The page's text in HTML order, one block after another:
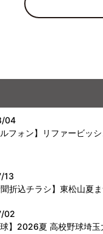
04
ルフォン】リファービッ
13
聞折込チラシ】東松山夏
02
球】2026夏 高校野球埼玉